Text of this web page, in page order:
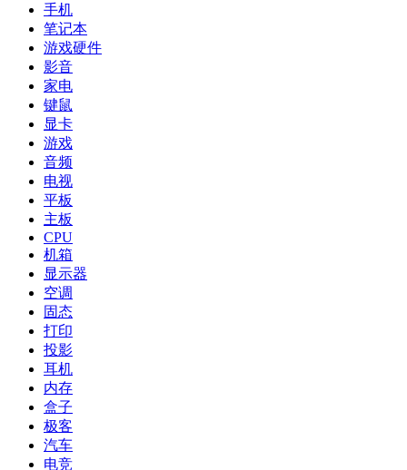
手机
笔记本
游戏硬件
影音
家电
键鼠
显卡
游戏
音频
电视
平板
主板
CPU
机箱
显示器
空调
固态
打印
投影
耳机
内存
盒子
极客
汽车
电竞